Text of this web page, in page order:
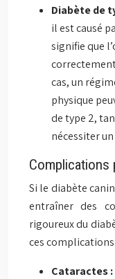
Diabète de
il est causé
signifie que
cas, un
physique
de type 2,
nécessiter
Complications
Si le diabète
entraîner des
rigoureux du
ces complications.
Cataractes :